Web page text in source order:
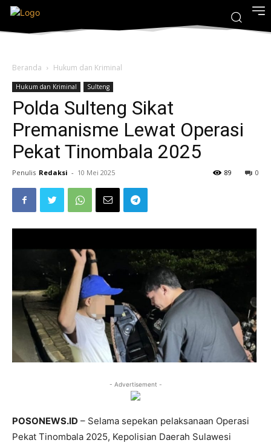
Beranda Hukum dan Kriminal
Hukum dan Kriminal Sulteng
Polda Sulteng Sikat
Premanisme Lewat Operasi
Pekat Tinombala 2025
Penulis Redaksi - 10 Mei 2025 0
89
- Advertisement -
POSONEWS.ID – Selama sepekan pelaksanaan Operasi
Pekat Tinombala 2025, Kepolisian Daerah Sulawesi